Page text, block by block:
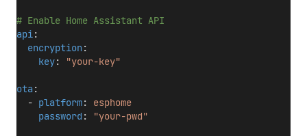
# Enable Home Assistant API
api :
encryption:
key: "your-key"
ota:
  -
platform: esphome
password : "your-pwd"